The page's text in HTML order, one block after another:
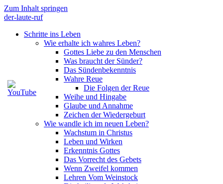
Zum Inhalt springen
der-laute-ruf
Schritte ins Leben
Wie erhalte ich wahres Leben?
Gottes Liebe zu den Menschen
Was braucht der Sünder?
Das Sündenbekenntnis
Wahre Reue
Die Folgen der Reue
Weihe und Hingabe
Glaube und Annahme
Zeichen der Wiedergeburt
Wie wandle ich im neuen Leben?
Wachstum in Christus
Leben und Wirken
Erkenntnis Gottes
Das Vorrecht des Gebets
Wenn Zweifel kommen
Lehren Vom Weinstock